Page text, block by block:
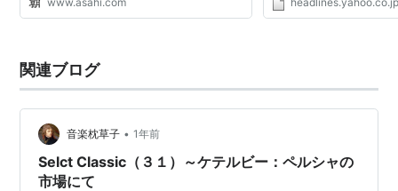
関連ブログ
音楽枕草子 • 1年前
Selct Classic（３１）～ケテルビー：ペルシャの
市場にて